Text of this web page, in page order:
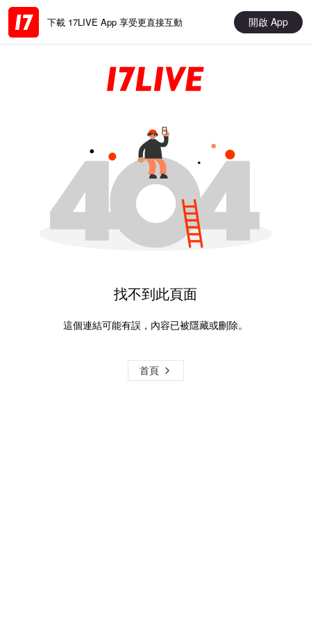
下載 17LIVE App 享受更直接互動 開啟 App
找不到此頁面
這個連結可能有誤，內容已被隱藏或刪除。
首頁